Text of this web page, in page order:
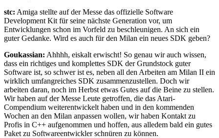
stc: Amiga stellte auf der Messe das offizielle Software
Development Kit für seine nächste Generation vor, um
Entwicklungen schon im Vorfeld zu beschleunigen. An sich ein
guter Gedanke. Wird es auch für den Milan ein neues SDK geben?
Goukassian: Ahhhh, eiskalt erwischt! So genau wir auch wissen,
dass ein richtiges und komplettes SDK der Grundstock guter
Software ist, so schwer ist es, neben all den Arbeiten am Milan II ein
wirklich umfangreiches SDK zusammenzustellen. Doch wir
arbeiten daran, noch im Herbst etwas Gutes auf die Beine zu stellen.
Wir haben auf der Messe Leute getroffen, die das Atari-
Compendium weiterentwickelt haben und in den kommenden
Wochen an den Milan anpassen wollen, wir haben Kontakt zu
Profis in C++ aufgenommen und hoffen, aus alledem bald ein gutes
Paket zu Softwareentwickler schnüren zu können.